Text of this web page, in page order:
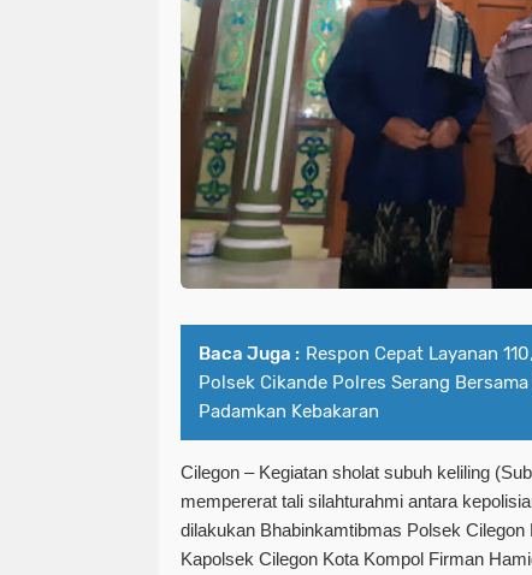
Baca Juga : Respon Cepat Layanan
Polsek Cikande Polres Serang
Padamkan Kebakaran
Cilegon – Kegiatan sholat subuh keliling
mempererat tali silahturahmi antara
dilakukan Bhabinkamtibmas Polsek Cilegon
Kapolsek Cilegon Kota Kompol Firman